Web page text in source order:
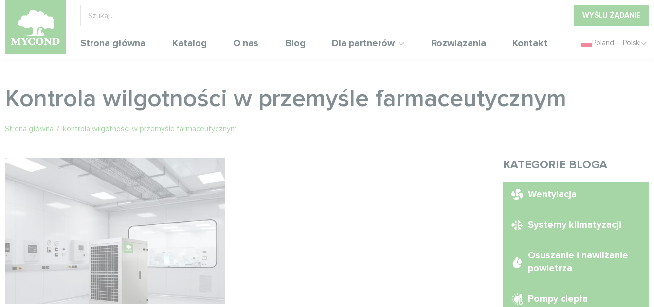
WYŚLIJ ŻĄDANIE
Strona główna Katalog O nas Blog Dla partnerów Rozwiązania Kontakt Poland – Polski
Kontrola wilgotności w przemyśle farmaceutycznym
Strona główna / kontrola wilgotności w przemyśle farmaceutycznym
KATEGORIE BLOGA
Wentylacja
Systemy klimatyzacji
Osuszanie i nawilżanie
powietrza
Pompy ciepła